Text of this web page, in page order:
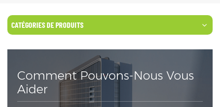
CATÉGORIES DE PRODUITS
Comment Pouvons-Nous Vous
Aider